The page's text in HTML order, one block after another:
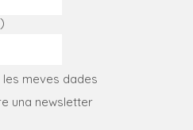
meves dades
una newsletter